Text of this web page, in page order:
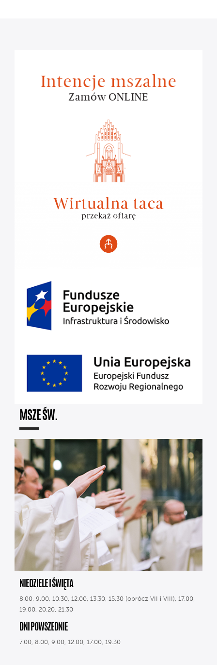
MSZE ŚW.
NIEDZIELE I ŚWIĘTA
8.00, 9.00, 10.30, 12.00, 13.30, 15.30 (oprócz VII i VIII), 17.00,
19.00, 20.20, 21.30
DNI POWSZEDNIE
7.00, 8.00, 9.00, 12.00, 17.00, 19.30